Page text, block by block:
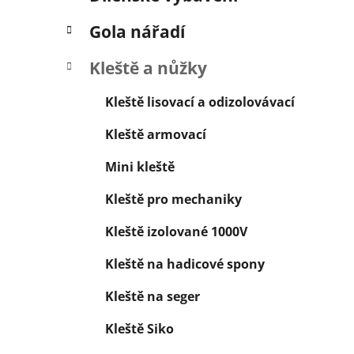
p
n
Gola nářadí
Kleště a nůžky
Kleště lisovací a odizolovávací
Kleště armovací
Mini kleště
Kleště pro mechaniky
Kleště izolované 1000V
Kleště na hadicové spony
Kleště na seger
Kleště Siko